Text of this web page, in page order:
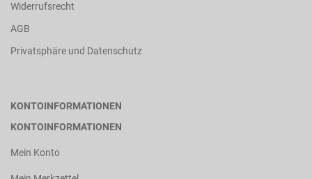
Widerrufsrecht
AGB
Privatsphäre und Datenschutz
KONTOINFORMATIONEN
KONTOINFORMATIONEN
Mein Konto